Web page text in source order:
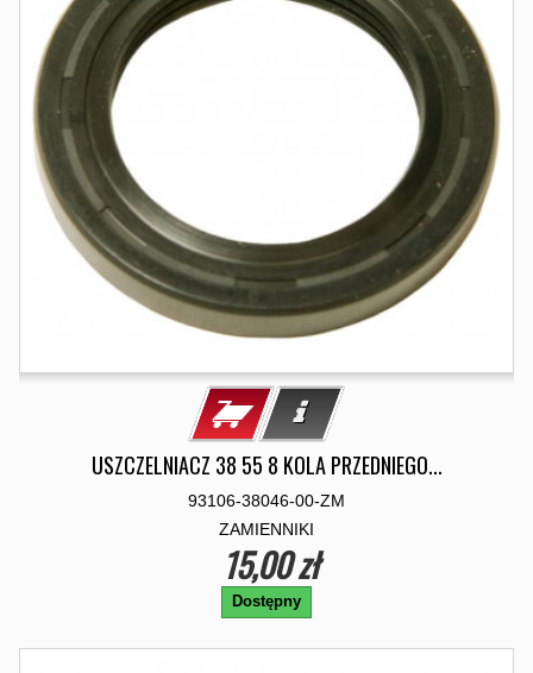
USZCZELNIACZ 38 55 8 KOLA PRZEDNIEGO...
93106-38046-00-ZM
ZAMIENNIKI
15,00 zł
Dostępny